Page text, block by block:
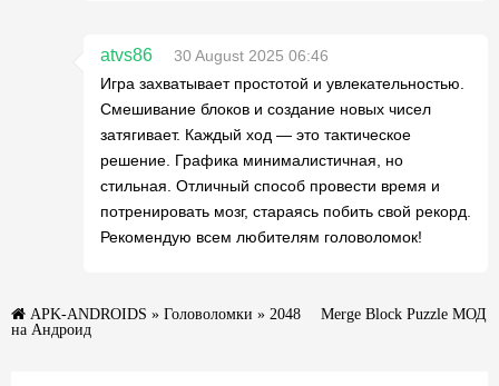
atvs86
30 August 2025 06:46
Игра захватывает простотой и увлекательностью.
Смешивание блоков и создание новых чисел
затягивает. Каждый ход — это тактическое
решение. Графика минималистичная, но
стильная. Отличный способ провести время и
потренировать мозг, стараясь побить свой рекорд.
Рекомендую всем любителям головоломок!
APK-ANDROIDS » Головоломки » 2048™ Merge Block Puzzle МОД
на Андроид